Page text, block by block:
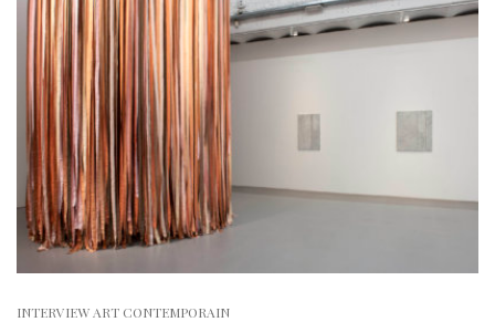
INTERVIEW ART CONTEMPORAIN